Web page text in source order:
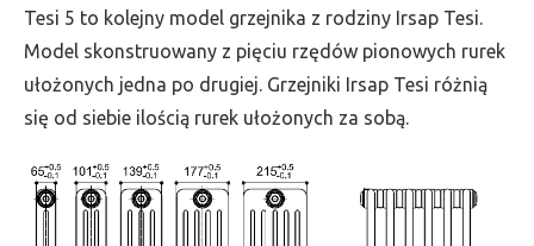
wys.
1000,
szer.
990,
3353
Tesi 5 to kolejny model grzejnika z rodziny Irsap Tesi.
Model skonstruowany z pięciu rzędów pionowych rurek
ułożonych jedna po drugiej. Grzejniki Irsap Tesi różnią
się od siebie ilością rurek ułożonych za sobą.